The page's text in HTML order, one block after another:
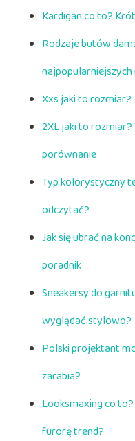
Kardigan co to?
Rodzaje butów
Xxs jaki to
2XL jaki to
porównanie
Typ kolorystyczny
odczytać?
Jak się ubrać na
poradnik
Sneakersy do
wyglądać stylowo?
Polski projektant
zarabia?
Looksmaxing co
furorę trend?